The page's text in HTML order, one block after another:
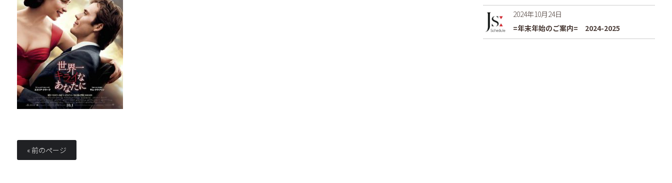
« 前のページ
2024年10月24日
=年末年始のご案内= 2024-2025